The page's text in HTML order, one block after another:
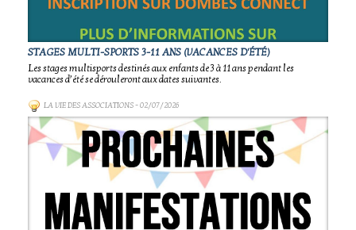
STAGES MULTI-SPORTS 3-11 ANS (VACANCES D'ÉTÉ)
Les stages multisports destinés aux enfants de 3 à 11 ans pendant les
vacances d’été se dérouleront aux dates suivantes.
LA VIE DES ASSOCIATIONS- 02/07/2026